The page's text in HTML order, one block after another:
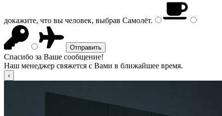
докажите, что вы человек, выбрав Самолёт.
Спасибо за Ваше сообщение!
Наш менеджер свяжется с Вами в ближайшее время.